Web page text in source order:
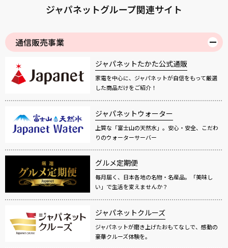
ジャパネットグループ関連サイト
通信販売事業
ジャパネットたかた公式通販
家電を中心に、ジャパネットが自信をもって厳選
した商品だけをご紹介！
ジャパネットウォーター
上質な「富士山の天然水」。安心・安全、こだわ
りのウォーターサーバー
グルメ定期便
毎月届く、日本各地の名物・名産品。「美味し
い」で生活を変えませんか？
ジャパネットクルーズ
ジャパネットが磨き上げたおもてなしで、感動の
豪華クルーズ体験を。